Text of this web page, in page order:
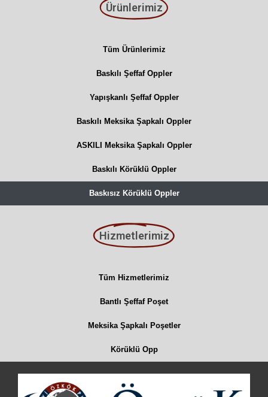
Ürünlerimiz
Tüm Ürünlerimiz
Baskılı Şeffaf Oppler
Yapışkanlı Şeffaf Oppler
Baskılı Meksika Şapkalı Oppler
ASKILI Meksika Şapkalı Oppler
Baskılı Körüklü Oppler
Baskısız Körüklü Oppler
Hizmetlerimiz
Tüm Hizmetlerimiz
Bantlı Şeffaf Poşet
Meksika Şapkalı Poşetler
Körüklü Opp